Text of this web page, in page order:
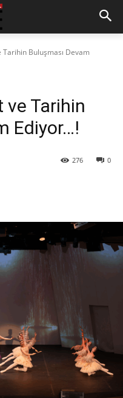
Tarihin Buluşması Devam
ve Tarihin
Ediyor…!
0
276